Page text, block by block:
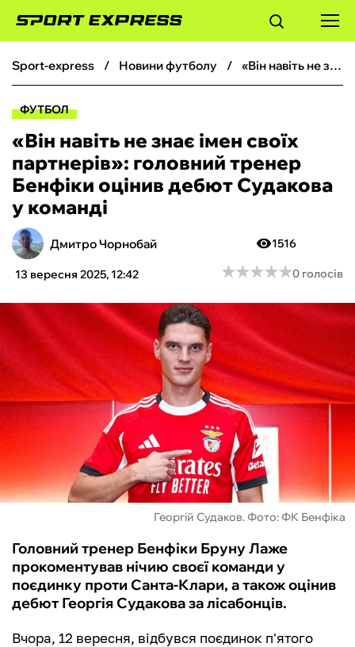
ФУТБОЛ
БОКС
ХОКЕЙ
ТЕНІС
КІБЕРСПОРТ
ЧС-2026
ФУТЗАЛ
ІНШІ
БУКМЕКЕРИ
sport-express новини футболу «Він навіть не знає імен своїх партнерів»: головний тренер Бенфіки оцінив дебют Судакова у команді
ФУТБОЛ
«Він навіть не знає імен своїх
партнерів»: головний тренер
Бенфіки оцінив дебют Судакова
у команді
Дмитро Чорнобай
13 вересня 2025, 12:42
1516
★★★★★
★★★★★0 голосів
Георгій Судаков. Фото: ФК Бенфіка
Головний тренер Бенфіки Бруну Лаже
прокоментував нічию своєї команди у
поєдинку проти Санта-Клари, а також оцінив
дебют Георгія Судакова за лісабонців.
Вчора, 12 вересня, відбувся поєдинок п'ятого